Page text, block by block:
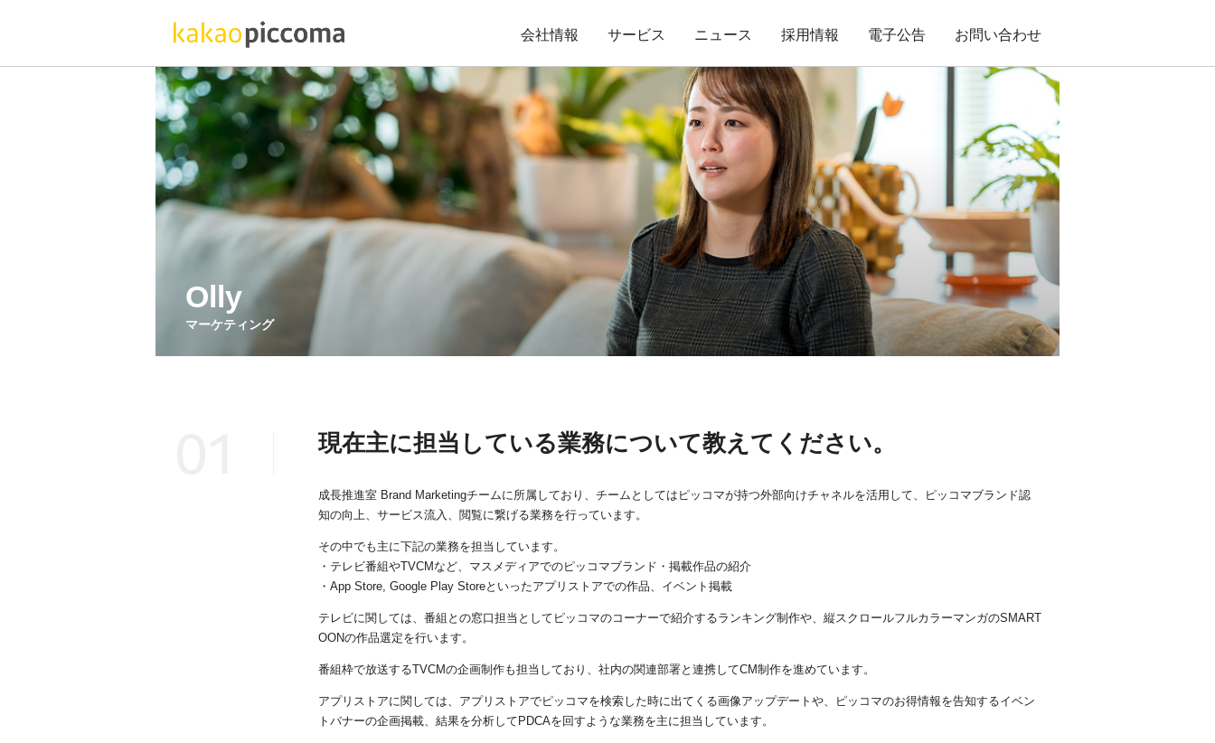
会社情報 サービス ニュース 採用情報 電子公告 お問い合わせ
Olly
マーケティング
現在主に担当している業務について教えてください。
成長推進室 Brand Marketingチームに所属しており、チームとしてはピッコマが持つ外部向けチャネルを活用して、ピッコマブランド認
知の向上、サービス流入、閲覧に繋げる業務を行っています。
その中でも主に下記の業務を担当しています。
・テレビ番組やTVCMなど、マスメディアでのピッコマブランド・掲載作品の紹介
・App Store, Google Play Storeといったアプリストアでの作品、イベント掲載
テレビに関しては、番組との窓口担当としてピッコマのコーナーで紹介するランキング制作や、縦スクロールフルカラーマンガのSMART
OONの作品選定を行います。
番組枠で放送するTVCMの企画制作も担当しており、社内の関連部署と連携してCM制作を進めています。
アプリストアに関しては、アプリストアでピッコマを検索した時に出てくる画像アップデートや、ピッコマのお得情報を告知するイベン
トバナーの企画掲載、結果を分析してPDCAを回すような業務を主に担当しています。